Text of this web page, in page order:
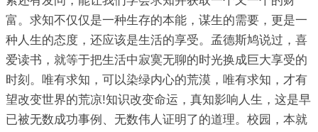
富。求知不仅仅是一种生存的本能，谋生的需要，更是一
种人生的态度，还应该是生活的享受。孟德斯鸠说过，喜
爱读书，就等于把生活中寂寞无聊的时光换成巨大享受的
时刻。唯有求知，可以染绿内心的荒漠，唯有求知，才有
望改变世界的荒凉!知识改变命运，真知影响人生，这是早
已被无数成功事例、无数伟人证明了的道理。校园，本就